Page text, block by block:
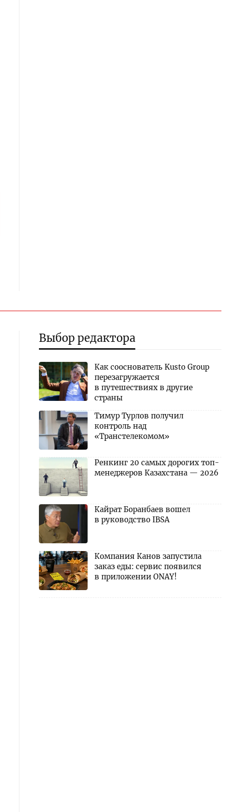
Выбор редактора
Как сооснователь Kusto Group
перезагружается
в путешествиях в другие
страны
Тимур Турлов получил
контроль над
«Транстелекомом»
Ренкинг 20 самых дорогих топ-
менеджеров Казахстана — 2026
Кайрат Боранбаев вошел
в руководство IBSA
Компания Канов запустила
заказ еды: сервис появился
в приложении ONAY!